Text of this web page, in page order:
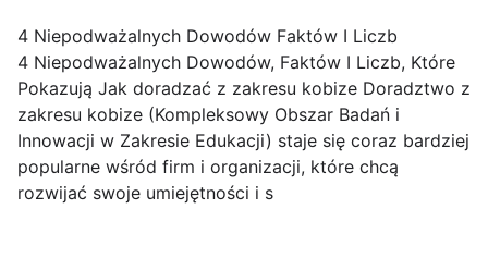
4 Niepodważalnych Dowodów Faktów I Liczb
4 Niepodważalnych Dowodów, Faktów I Liczb, Które
Pokazują Jak doradzać z zakresu kobize Doradztwo z
zakresu kobize (Kompleksowy Obszar Badań i
Innowacji w Zakresie Edukacji) staje się coraz bardziej
popularne wśród firm i organizacji, które chcą
rozwijać swoje umiejętności i s